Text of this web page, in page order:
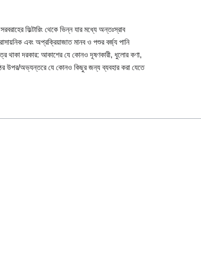
সরবরাহের ফিল্টারিং থেকে ভিন্ন যার মধ্যে অন্তঃস্রাব
রাসায়নিক এবং অপ্রক্রিয়াজাত মানব ও পশুর বর্জ্য পানি
থাকা দরকার: আকাশের যে কোনও দূষণকারী, ধুলোর কণা,
উপর/অভ্যন্তরে যে কোনও কিছুর জন্য ব্যবহার করা যেতে